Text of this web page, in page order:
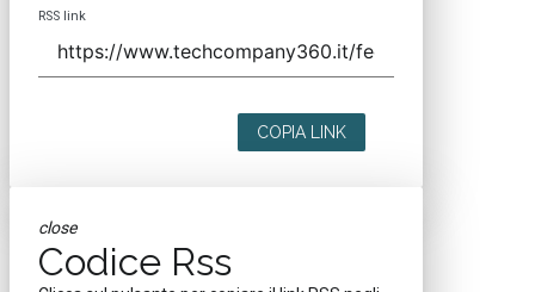
RSS link
COPIA LINK
close
Codice Rss